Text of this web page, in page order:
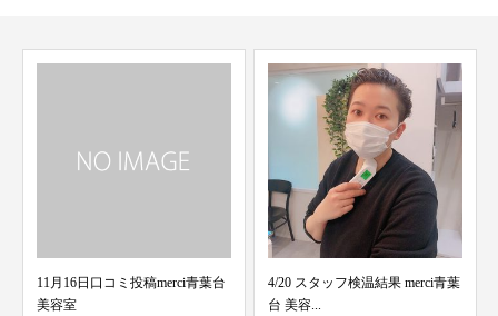
4/20 スタッフ検温結果 merci青葉
台 美容...
7/13 スタッフ検温結果 merci青
葉台 美容...